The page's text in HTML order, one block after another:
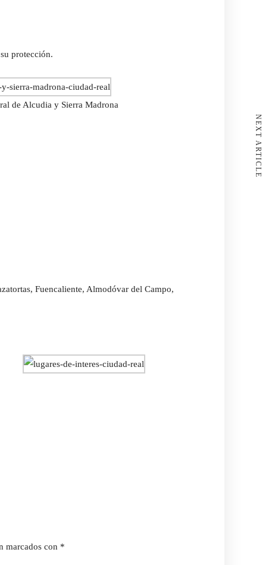
protección.
de Alcudia y Sierra Madrona
Fuencaliente, Almodóvar del Campo,
marcados con *
NEXT ARTICLE